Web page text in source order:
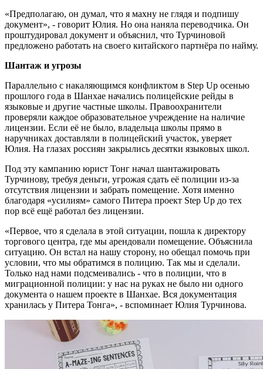
«Предполагаю, он думал, что я махну не глядя и подпишу
документ», - говорит Юлия. Но она наняла переводчика. Он
проштудировал документ и объяснил, что Турчиновой
предложено работать на своего китайского партнёра по найму.
Шантаж и угрозы
Параллельно с накаляющимся конфликтом в Step Up осенью
прошлого года в Шанхае начались полицейские рейды в
языковые и другие частные школы. Правоохранители
проверяли каждое образовательное учреждение на наличие
лицензии. Если её не было, владельца школы прямо в
наручниках доставляли в полицейский участок, уверяет
Юлия. На глазах россиян закрылись десятки языковых школ.
Под эту кампанию юрист Тонг начал шантажировать
Турчинову, требуя деньги, угрожая сдать её полиции из-за
отсутствия лицензии и забрать помещение. Хотя именно
благодаря «усилиям» самого Питера проект Step Up до тех
пор всё ещё работал без лицензии.
«Первое, что я сделала в этой ситуации, пошла к директору
торгового центра, где мы арендовали помещение. Объяснила
ситуацию. Он встал на нашу сторону, но обещал помочь при
условии, что мы обратимся в полицию. Так мы и сделали.
Только над нами подсмеивались - что в полиции, что в
миграционной полиции: у нас на руках не было ни одного
документа о нашем проекте в Шанхае. Вся документация
хранилась у Питера Тонга», - вспоминает Юлия Турчинова.